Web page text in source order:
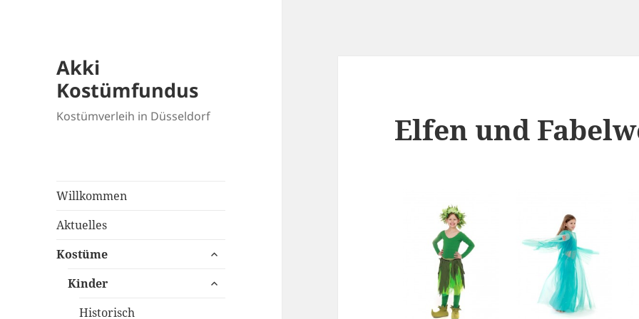
Akki
Kostümfundus
Kostümverleih in Düsseldorf
Willkommen
Aktuelles
Kostüme
untermenü
Kinder
untermenü
Historisch
Elfen und